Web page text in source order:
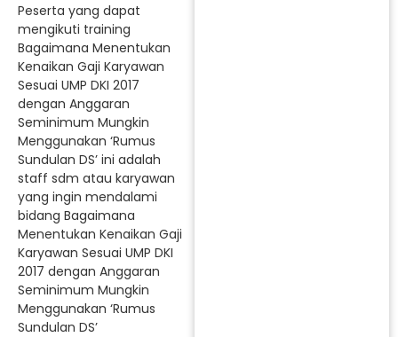
Peserta yang dapat
mengikuti training
Bagaimana Menentukan
Kenaikan Gaji Karyawan
Sesuai UMP DKI 2017
dengan Anggaran
Seminimum Mungkin
Menggunakan ‘Rumus
Sundulan DS’ ini adalah
staff sdm atau karyawan
yang ingin mendalami
bidang Bagaimana
Menentukan Kenaikan Gaji
Karyawan Sesuai UMP DKI
2017 dengan Anggaran
Seminimum Mungkin
Menggunakan ‘Rumus
Sundulan DS’